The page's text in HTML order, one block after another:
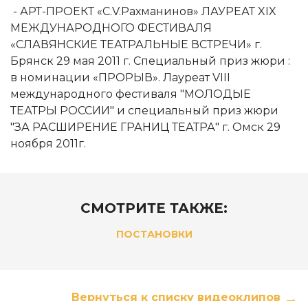
- АРТ-ПРОЕКТ «С.V.Рахманинов» ЛАУРЕАТ XIX
МЕЖДУНАРОДНОГО ФЕСТИВАЛЯ
«СЛАВЯНСКИЕ ТЕАТРАЛЬНЫЕ ВСТРЕЧИ» г.
Брянск 29 мая 2011 г. Специальный приз жюри :
в номинации «ПРОРЫВ». Лауреат VIII
международного фестиваля "МОЛОДЫЕ
ТЕАТРЫ РОССИИ" и специальный приз жюри
"ЗА РАСШИРЕНИЕ ГРАНИЦ ТЕАТРА" г. Омск 29
ноября 2011г.
СМОТРИТЕ ТАКЖЕ:
ПОСТАНОВКИ
Вернуться к списку видеоклипов